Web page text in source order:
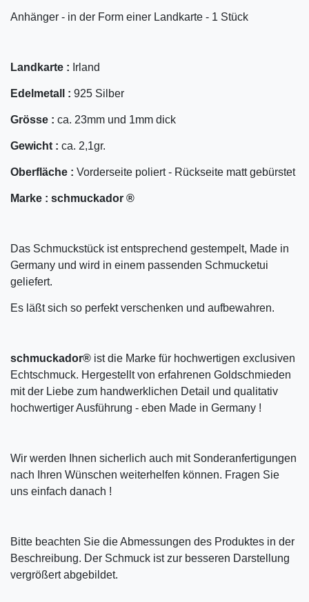
Anhänger - in der Form einer Landkarte - 1 Stück
Landkarte : Irland
Edelmetall : 925 Silber
Grösse : ca. 23mm und 1mm dick
Gewicht : ca. 2,1gr.
Oberfläche : Vorderseite poliert - Rückseite matt gebürstet
Marke : schmuckador ®
Das Schmuckstück ist entsprechend gestempelt, Made in
Germany und wird in einem passenden Schmucketui
geliefert.
Es läßt sich so perfekt verschenken und aufbewahren.
schmuckador® ist die Marke für hochwertigen exclusiven
Echtschmuck. Hergestellt von erfahrenen Goldschmieden
mit der Liebe zum handwerklichen Detail und qualitativ
hochwertiger Ausführung - eben Made in Germany !
Wir werden Ihnen sicherlich auch mit Sonderanfertigungen
nach Ihren Wünschen weiterhelfen können. Fragen Sie
uns einfach danach !
Bitte beachten Sie die Abmessungen des Produktes in der
Beschreibung. Der Schmuck ist zur besseren Darstellung
vergrößert abgebildet.